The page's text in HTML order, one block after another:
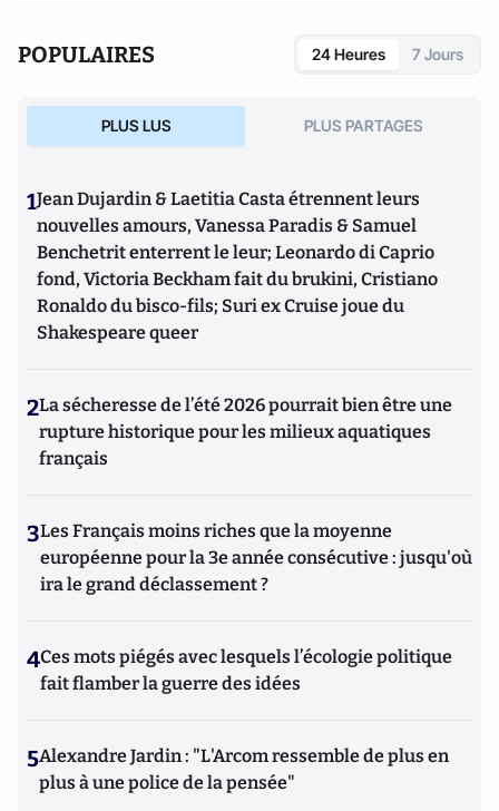
POPULAIRES 24 Heures 7 Jours
PLUS LUS PLUS PARTAGES
1Jean Dujardin & Laetitia Casta étrennent leurs
nouvelles amours, Vanessa Paradis & Samuel
Benchetrit enterrent le leur; Leonardo di Caprio
fond, Victoria Beckham fait du brukini, Cristiano
Ronaldo du bisco-fils; Suri ex Cruise joue du
Shakespeare queer
2La sécheresse de l’été 2026 pourrait bien être une
rupture historique pour les milieux aquatiques
français
3Les Français moins riches que la moyenne
européenne pour la 3e année consécutive : jusqu'où
ira le grand déclassement ?
4Ces mots piégés avec lesquels l’écologie politique
fait flamber la guerre des idées
5Alexandre Jardin : "L'Arcom ressemble de plus en
plus à une police de la pensée"